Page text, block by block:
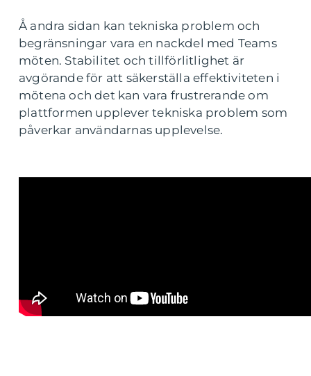
Å andra sidan kan tekniska problem och
begränsningar vara en nackdel med Teams
möten. Stabilitet och tillförlitlighet är
avgörande för att säkerställa effektiviteten i
mötena och det kan vara frustrerande om
plattformen upplever tekniska problem som
påverkar användarnas upplevelse.